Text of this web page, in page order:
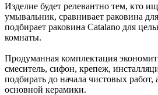
Изделие будет релевантно тем, кто
умывальник, сравнивает раковина
подбирает раковина Catalano для
комнаты.
Продуманная комплектация экономит
смеситель, сифон, крепеж,
подбирать до начала чистовых работ,
основной керамики.